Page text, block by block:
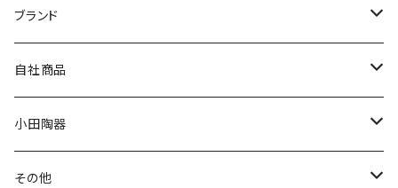
マグ＆カップ
プレート
ボウル
ガラスウェア
ムーミン
80th記念アイテム
リトルミイの日記念アイテム
MOOMIN ANIMATION
スヌーピー
ピーターラビット
ブランド
LA AMYS(エミーズ)
LISA LARSON(リサラーソン)
LAURA ASHLEY(ローラ アシュレイ)
自社商品
ねこ企画
Cecera(セセラ)
小田陶器
さざなみ
その他